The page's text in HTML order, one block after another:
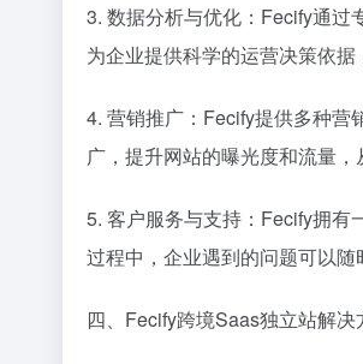
3. 数据分析与优化：Fecify通过
为企业提供科学的运营决策依据
4. 营销推广：Fecify提供多种营
广，提升网站的曝光度和流量，
5. 客户服务与支持：Fecify拥有
过程中，企业遇到的问题可以随
四、Fecify跨境Saas独立站解